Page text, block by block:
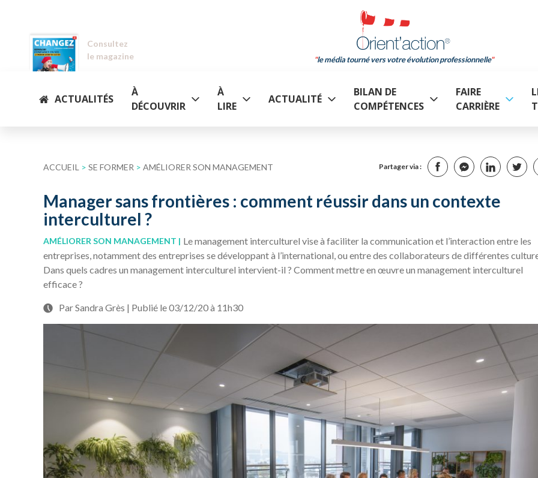
Consultez
le magazine
le média tourné vers votre évolution professionnelle
ACTUALITÉS
À
DÉCOUVRIR
À
LIRE
ACTUALITÉ
BILAN DE
COMPÉTENCES
FAIRE
CARRIÈRE
ACCUEIL > SE FORMER > AMÉLIORER SON MANAGEMENT Partager via :
Manager sans frontières : comment réussir dans un contexte
interculturel ?
AMÉLIORER SON MANAGEMENT
Le management interculturel vise à faciliter la communication et l’interaction entre les
entreprises, notamment des entreprises se développant à l’international, ou entre des collaborateurs de différentes
Dans quels cadres un management interculturel intervient-il ? Comment mettre en œuvre un management interculturel
efficace ?
Par Sandra Grès | Publié le 03/12/20 à 11h30